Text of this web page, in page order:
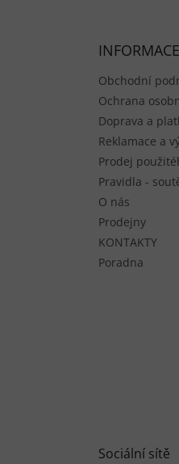
Obchodní
Ochrana
Doprava a
Reklamace a
Prodej
Pravidla -
O nás
Prodejny
KONTAKTY
Poradna
Sociální sítě